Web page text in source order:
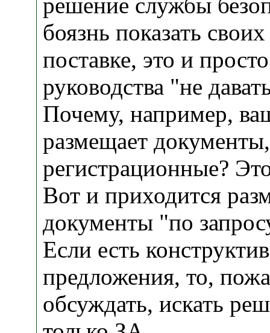
боязнь показать
поставке, это и
руководства "не
Почему, например,
размещает
регистрационные?
Вот и приходится
документы "по
Если есть
предложения, то,
обсуждать, искать